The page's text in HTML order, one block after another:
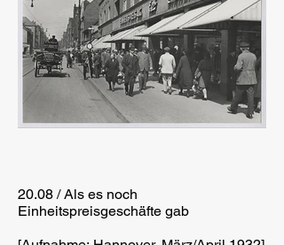
20.08 / Als es noch
Einheitspreisgeschäfte gab